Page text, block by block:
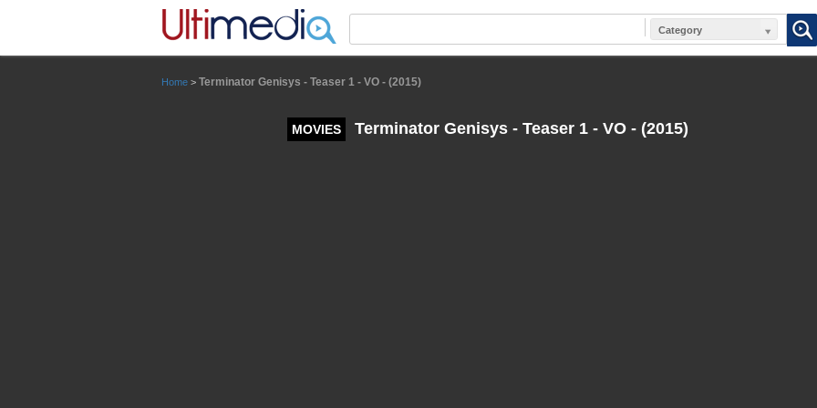
Category
Home > Terminator Genisys - Teaser 1 - VO - (2015)
MOVIES Terminator Genisys - Teaser 1 - VO - (2015)